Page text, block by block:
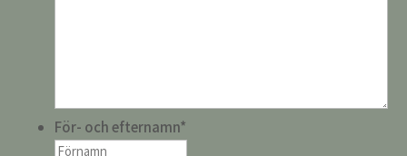
För- och efternamn*